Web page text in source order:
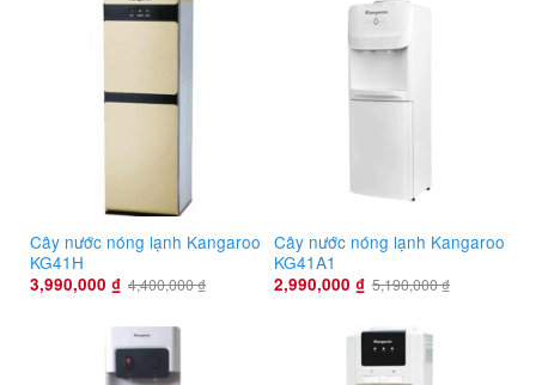
Cây nước nóng lạnh Kangaroo
KG41H
3,990,000 ₫ 4,400,000₫
Cây nước nóng lạnh Kangaroo
KG41A1
2,990,000 ₫ 5,190,000₫